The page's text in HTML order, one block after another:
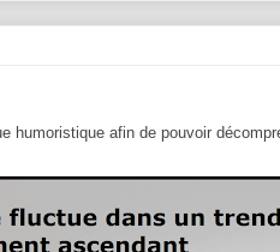
humoristique afin de pouvoir